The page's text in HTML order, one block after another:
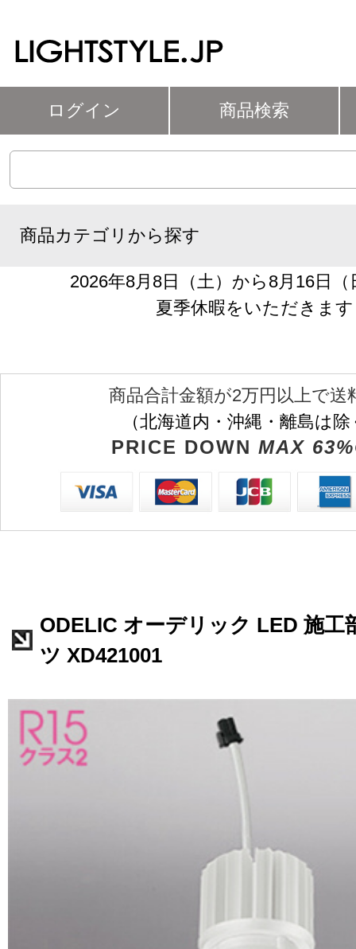
ログイン 商品検索
商品カテゴリから探す
2026年8月8日（土）から8月16日
夏季休暇をいただきます
商品合計金額が2万円以上で送
（北海道内・沖縄・離島は
PRICE DOWN MAX
ODELIC オーデリック LED 施工
ツ XD421001